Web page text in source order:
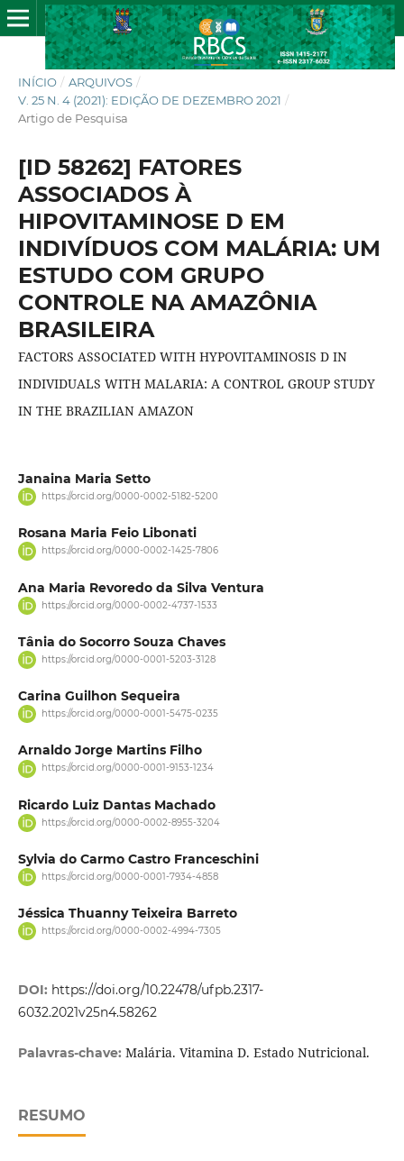
INÍCIO / ARQUIVOS /
V. 25 N. 4 (2021): EDIÇÃO DE DEZEMBRO 2021 /
Artigo de Pesquisa
[ID 58262] FATORES
ASSOCIADOS À
HIPOVITAMINOSE D EM
INDIVÍDUOS COM MALÁRIA: UM
ESTUDO COM GRUPO
CONTROLE NA AMAZÔNIA
BRASILEIRA
FACTORS ASSOCIATED WITH HYPOVITAMINOSIS D IN
INDIVIDUALS WITH MALARIA: A CONTROL GROUP STUDY
IN THE BRAZILIAN AMAZON
Janaina Maria Setto
https://orcid.org/0000-0002-5182-5200
Rosana Maria Feio Libonati
https://orcid.org/0000-0002-1425-7806
Ana Maria Revoredo da Silva Ventura
https://orcid.org/0000-0002-4737-1533
Tânia do Socorro Souza Chaves
https://orcid.org/0000-0001-5203-3128
Carina Guilhon Sequeira
https://orcid.org/0000-0001-5475-0235
Arnaldo Jorge Martins Filho
https://orcid.org/0000-0001-9153-1234
Ricardo Luiz Dantas Machado
https://orcid.org/0000-0002-8955-3204
Sylvia do Carmo Castro Franceschini
https://orcid.org/0000-0001-7934-4858
Jéssica Thuanny Teixeira Barreto
https://orcid.org/0000-0002-4994-7305
DOI: https://doi.org/10.22478/ufpb.2317-
6032.2021v25n4.58262
Palavras-chave: Malária. Vitamina D. Estado Nutricional.
RESUMO